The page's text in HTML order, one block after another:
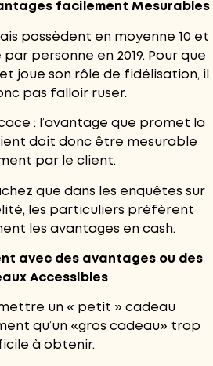
facilement Mesurables
possèdent en moyenne 10 et
personne en 2019. Pour que
joue son rôle de fidélisation, il
pas falloir ruser.
: l’avantage que promet la
doit donc être mesurable
par le client.
que dans les enquêtes sur
les particuliers préfèrent
les avantages en cash.
avec des avantages ou des
Accessibles
un « petit » cadeau
qu’un «gros cadeau» trop
à obtenir.